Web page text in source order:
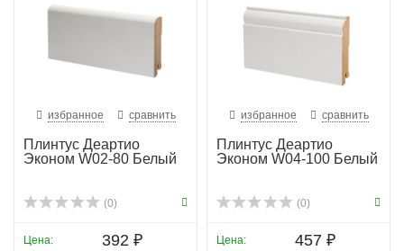
избранное сравнить
Плинтус Деартио
Эконом W02-80 Белый
(0)
Цена: 392 ₽
избранное сравнить
Плинтус Деартио
Эконом W04-100 Белый
(0)
Цена: 457 ₽